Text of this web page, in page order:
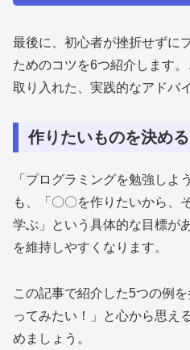
最後に、初心者が挫折せずに
ためのコツを6つ紹介します
取り入れた、実践的なアドバ
作りたいものを決める
「プログラミングを勉強しよ
も、「〇〇を作りたいから、
学ぶ」という具体的な目標が
を維持しやすくなります。
この記事で紹介した5つの例
ってみたい！」と心から思え
めましょう。